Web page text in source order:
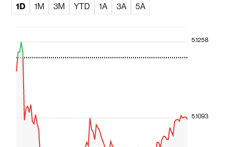
1D 1M 3M YTD 1A 3A 5A
5.1093
5.1258